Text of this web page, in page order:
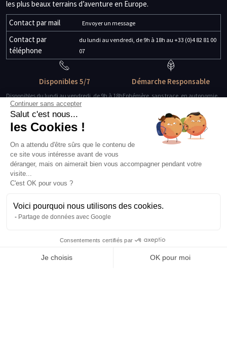
les plus beaux terrains d’aventure en Europe.
Contact par mail
Envoyer un message
Contact par
téléphone
du lundi au vendredi, de 9h à 18h au +33 (0)4 82 81 00
07
Disponibles 5/7
Disponibles du lundi au vendredi, de 9h à 18h
Des guides-explorateurs
Démarche Responsable
Ephémère, sans trace, en autonomie.
Matériel de qualité
Testé, éprouvé, certifié.
À propos
Conditions générales de vente
Conditions générales d'utilisation
Services
Continuer sans accepter
Salut c'est nous...
les Cookies !
On a attendu d'être sûrs que le contenu de
ce site vous intéresse avant de vous
déranger, mais on aimerait bien vous accompagner pendant votre
visite...
C'est OK pour vous ?
Voici pourquoi nous utilisons des cookies.
Partage de données avec Google
Consentements certifiés par
Je choisis
OK pour moi